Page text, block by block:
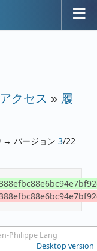
クセス » 履
→ バージョン 3/22
Philippe Lang
Desktop version